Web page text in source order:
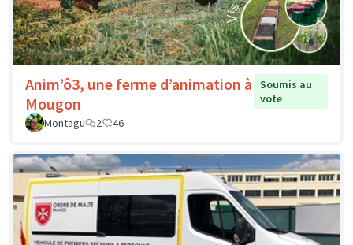
Anim’ô3, une ferme d’animation à
Mougon
Soumis au
vote
Montagu
2 46